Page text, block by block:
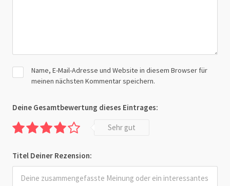
Name, E-Mail-Adresse und Website in diesem Browser für
meinen nächsten Kommentar speichern.
Deine Gesamtbewertung dieses Eintrages:
Sehr gut
Titel Deiner Rezension: